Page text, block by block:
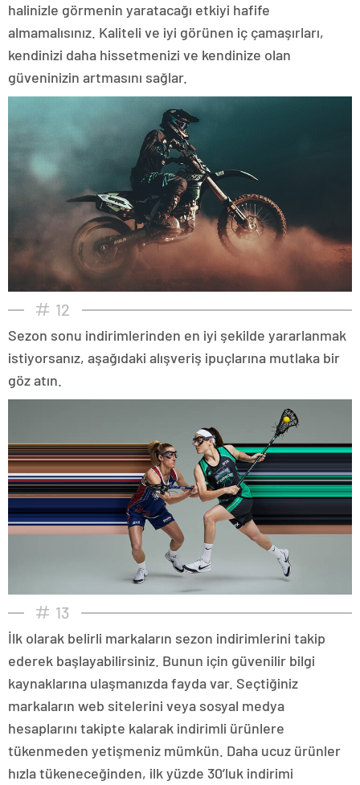
halinizle görmenin yaratacağı etkiyi hafife
almamalısınız. Kaliteli ve iyi görünen iç çamaşırları,
kendinizi daha hissetmenizi ve kendinize olan
güveninizin artmasını sağlar.
12
Sezon sonu indirimlerinden en iyi şekilde yararlanmak
istiyorsanız, aşağıdaki alışveriş ipuçlarına mutlaka bir
göz atın.
13
İlk olarak belirli markaların sezon indirimlerini takip
ederek başlayabilirsiniz. Bunun için güvenilir bilgi
kaynaklarına ulaşmanızda fayda var. Seçtiğiniz
markaların web sitelerini veya sosyal medya
hesaplarını takipte kalarak indirimli ürünlere
tükenmeden yetişmeniz mümkün. Daha ucuz ürünler
hızla tükeneceğinden, ilk yüzde 30’luk indirimi